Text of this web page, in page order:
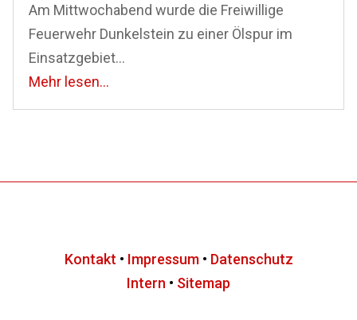
Am Mittwochabend wurde die Freiwillige
Feuerwehr Dunkelstein zu einer Ölspur im
Einsatzgebiet...
Mehr lesen...
Kontakt • Impressum • Datenschutz
Intern • Sitemap